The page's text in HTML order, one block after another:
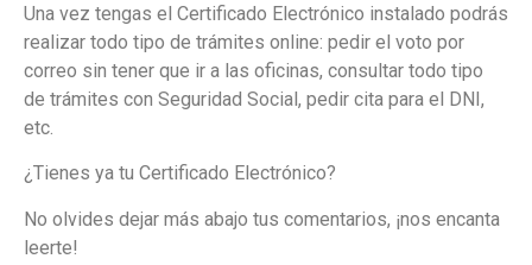
Una vez tengas el Certificado Electrónico instalado podrás
realizar todo tipo de trámites online: pedir el voto por
correo sin tener que ir a las oficinas, consultar todo tipo
de trámites con Seguridad Social, pedir cita para el DNI,
etc.
¿Tienes ya tu Certificado Electrónico?
No olvides dejar más abajo tus comentarios, ¡nos encanta
leerte!